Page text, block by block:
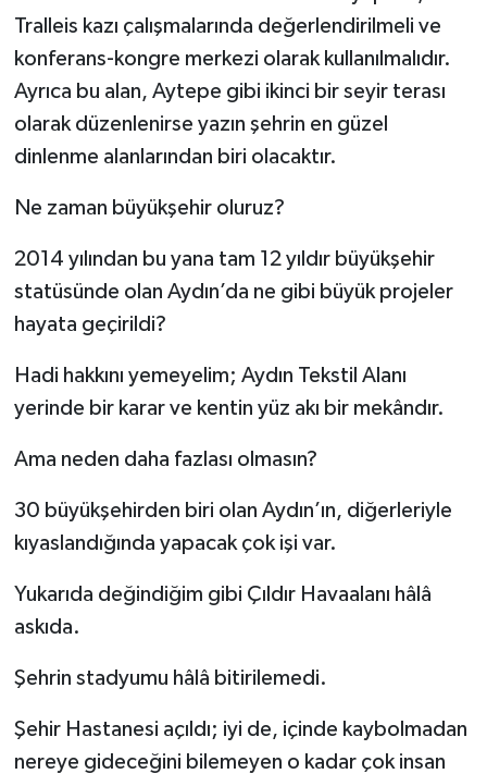
Tralleis kazı çalışmalarında değerlendirilmeli ve
konferans-kongre merkezi olarak kullanılmalıdır.
Ayrıca bu alan, Aytepe gibi ikinci bir seyir terası
olarak düzenlenirse yazın şehrin en güzel
dinlenme alanlarından biri olacaktır.
Ne zaman büyükşehir oluruz?
2014 yılından bu yana tam 12 yıldır büyükşehir
statüsünde olan Aydın’da ne gibi büyük projeler
hayata geçirildi?
Hadi hakkını yemeyelim; Aydın Tekstil Alanı
yerinde bir karar ve kentin yüz akı bir mekândır.
Ama neden daha fazlası olmasın?
30 büyükşehirden biri olan Aydın’ın, diğerleriyle
kıyaslandığında yapacak çok işi var.
Yukarıda değindiğim gibi Çıldır Havaalanı hâlâ
askıda.
Şehrin stadyumu hâlâ bitirilemedi.
Şehir Hastanesi açıldı; iyi de, içinde kaybolmadan
nereye gideceğini bilemeyen o kadar çok insan